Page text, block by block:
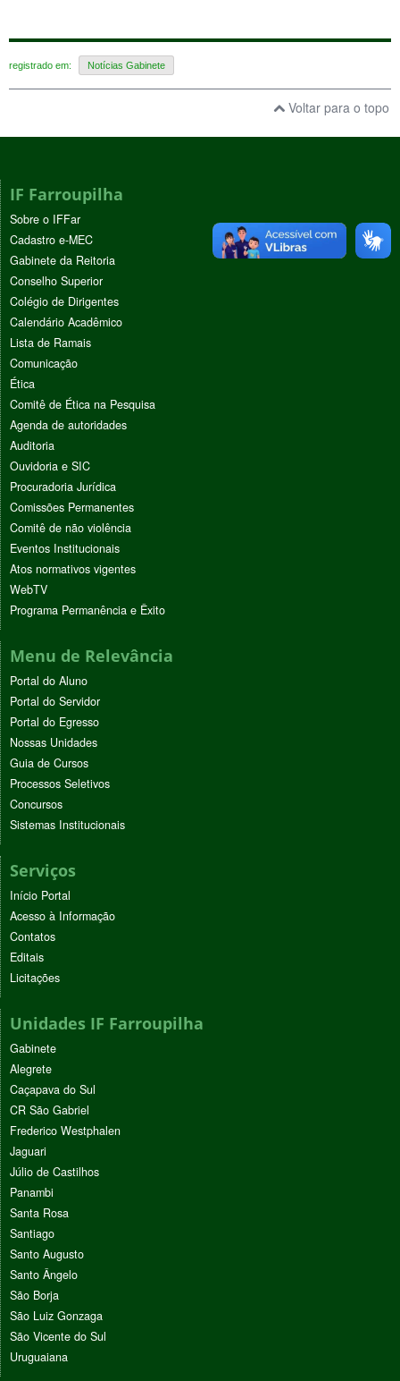
registrado em: Notícias Gabinete
Voltar para o topo
IF Farroupilha
Sobre o IFFar
Cadastro e-MEC
Gabinete da Reitoria
Conselho Superior
Colégio de Dirigentes
Calendário Acadêmico
Lista de Ramais
Comunicação
Ética
Comitê de Ética na Pesquisa
Agenda de autoridades
Auditoria
Ouvidoria e SIC
Procuradoria Jurídica
Comissões Permanentes
Comitê de não violência
Eventos Institucionais
Atos normativos vigentes
WebTV
Programa Permanência e Êxito
Menu de Relevância
Portal do Aluno
Portal do Servidor
Portal do Egresso
Nossas Unidades
Guia de Cursos
Processos Seletivos
Concursos
Sistemas Institucionais
Serviços
Início Portal
Acesso à Informação
Contatos
Editais
Licitações
Unidades IF Farroupilha
Gabinete
Alegrete
Caçapava do Sul
CR São Gabriel
Frederico Westphalen
Jaguari
Júlio de Castilhos
Panambi
Santa Rosa
Santiago
Santo Augusto
Santo Ângelo
São Borja
São Luiz Gonzaga
São Vicente do Sul
Uruguaiana